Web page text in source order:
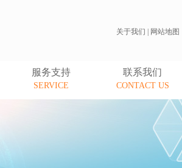
关于我们 网站地图
服务支持
SERVICE
联系我们
CONTACT US